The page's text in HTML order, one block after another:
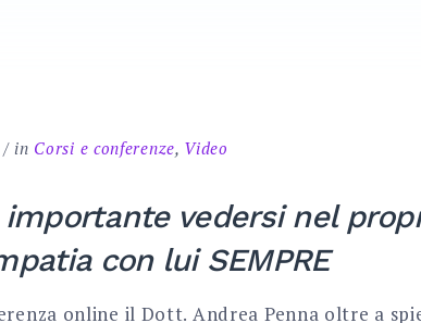
in Corsi e conferenze, Video
importante vedersi nel
con lui SEMPRE
online il Dott. Andrea Penna oltre a